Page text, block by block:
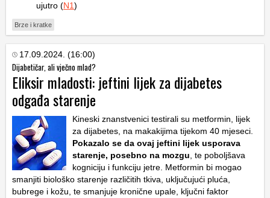
ujutro (N1)
Brze i kratke
17.09.2024. (16:00)
Dijabetičar, ali vječno mlad?
Eliksir mladosti: jeftini lijek za dijabetes
odgađa starenje
Kineski znanstvenici testirali su metformin, lijek
za dijabetes, na makakijima tijekom 40 mjeseci.
Pokazalo se da ovaj jeftini lijek usporava
starenje, posebno na mozgu , te poboljšava
kogniciju i funkciju jetre. Metformin bi mogao
smanjiti biološko starenje različitih tkiva, uključujući pluća,
bubrege i kožu, te smanjuje kronične upale, ključni faktor